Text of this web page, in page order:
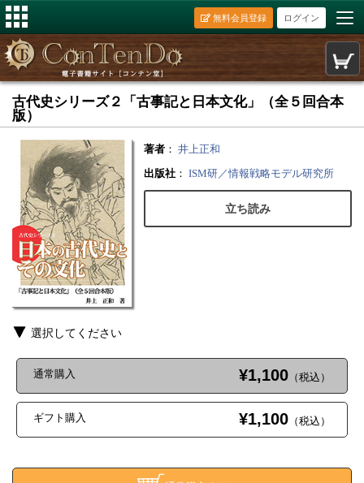
ログイン
無料会員登録
古代史シリーズ２「古事記と日本文化」（全５回合本
版）
著者 ： 井上正和
出版社 ： ISM研／情報戦略モデル研究所
立ち読み
選択してください
通常購入 ¥1,100 （税込）
ギフト購入 ¥1,100 （税込）